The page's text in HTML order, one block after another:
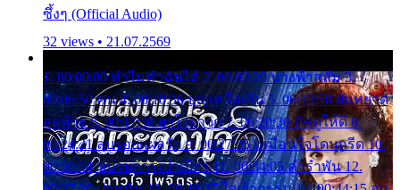
ซึ้งๆ (Official Audio)
32 views • 21.07.2569
1. 00:00:00 ทำไมทำฉันได้ 2. 00:03:20 นางฟ้าสลัม 3.
00:06:50 คน 4. 00:10:36 บุญเหลือเกิน 5. 00:13:58 ฝนหยาด
สุดท้าย 6. 00:17:30 ยาใจยาจก 7. 00:20:30 คิดดูให้ดี 8.
00:24:21 ลบรอยแผลรัก 9. 00:27:35 เหมือนใจโดนกรีด 10.
00:30:54 ขบวนการเปาเปียว 11. 00:34:05 คำรำพัน 12.